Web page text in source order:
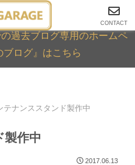
ARCHIVE
過去ブログ専用のホームペ
ログ』はこちら
テナンススタンド製作中
製作中
2017.06.13
CONTACT